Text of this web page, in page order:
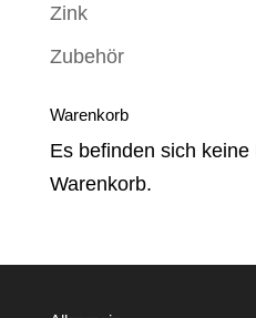
Zink
Zubehör
Warenkorb
Es befinden sich keine
Warenkorb.